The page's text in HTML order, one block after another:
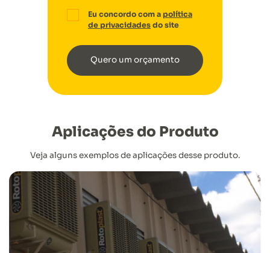
Eu concordo com a política
de privacidadesdo site
Quero um orçamento
Aplicações do Produto
Veja alguns exemplos de aplicações desse produto.